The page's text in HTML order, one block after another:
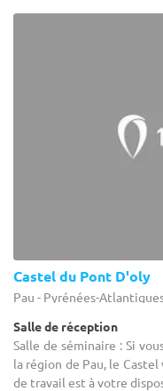
Castel du Pont D'oly
Pau - Pyrénées-
Salle de réception
Salle de séminaire : Si
la région de Pau, le
de travail est à votre